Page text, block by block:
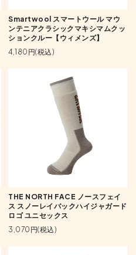
Smartwool スマートウール マウ
ンテニアクラシックマキシマムクッ
ションクルー【ウィメンズ】
4,180円(税込)
THE NORTH FACE ノースフェイ
ス スノーレイバックハイジャガード
ロゴ ユニセックス
3,070円(税込)